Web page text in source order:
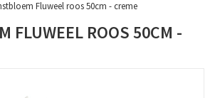
Fluweel roos 50cm - creme
FLUWEEL ROOS 50CM -